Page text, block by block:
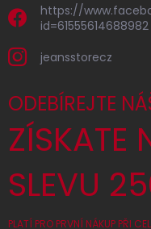
https://
id=61555614688982
jeansstorecz
ODEBÍREJTE
ZÍSKATE
SLEVU
PLATÍ PRO PRVNÍ NÁKUP PŘI